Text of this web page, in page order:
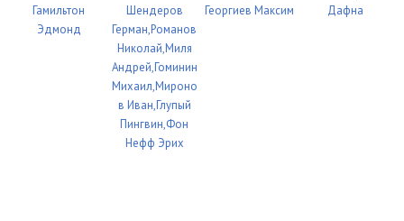
Гамильтон
Эдмонд
Шендеров
Герман,Романов
Николай,Миля
Андрей,Гоминин
Михаил,Мироно
в Иван,Глупый
Пингвин,Фон
Нефф Эрих
Георгиев Максим
Дафна